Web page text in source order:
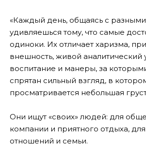
«Каждый день, общаясь с
удивляешься тому, что самые
одиноки. Их отличает харизма,
внешность, живой аналитический
воспитание и манеры, за
спрятан сильный взгляд, в
просматривается небольшая
Они ищут «своих» людей: для
компании и приятного отдыха,
отношений и семьи.